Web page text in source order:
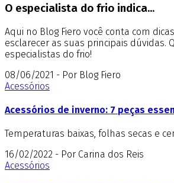
O especialista do frio indica...
Aqui no Blog Fiero você conta com
esclarecer as suas principais dúvidas.
especialistas do frio!
08/06/2021 - Por Blog Fiero
Acessórios
Acessórios de inverno: 7 peças
Temperaturas baixas, folhas secas e
16/02/2022 - Por Carina dos Reis
Acessórios